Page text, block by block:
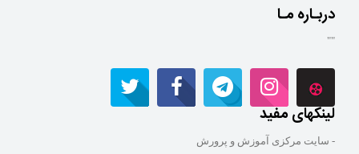
دربـاره مـا
""
لینکهای مفید
- سایت مرکزی آموزش و پرورش